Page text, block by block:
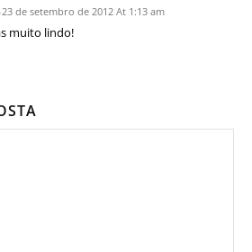
23 de setembro de 2012 At 1:13 am
muito lindo!